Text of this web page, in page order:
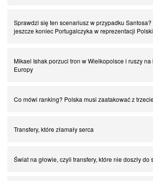
Sprawdzi się ten scenariusz w przypadku Santosa?
jeszcze koniec Portugalczyka w reprezentacji
Mikael Ishak porzuci tron w Wielkopolsce i ruszy
Europy
Co mówi ranking? Polska musi zaatakować z
Transfery, które złamały serca
Świat na głowie, czyli transfery, które nie doszły do